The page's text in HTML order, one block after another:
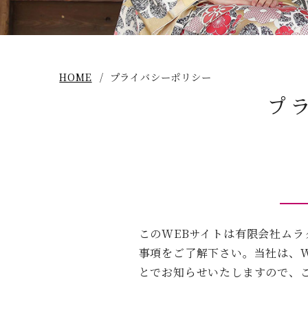
HOME プライバシーポリシー
プ
このWEBサイトは有限会社ム
事項をご了解下さい。当社は、
とでお知らせいたしますので